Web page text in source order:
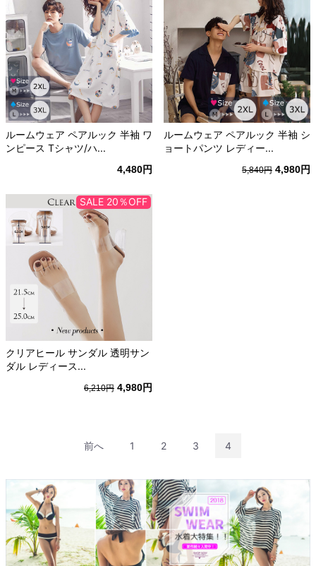
ルームウェア ペアルック 半袖 ワ
ンピース Tシャツ/ハ...
4,480円
ルームウェア ペアルック 半袖 シ
ョートパンツ レディー...
5,840円 4,980円
SALE 20％OFF
クリアヒール サンダル 透明サン
ダル レディース...
6,210円 4,980円
前へ 1 2 3 4